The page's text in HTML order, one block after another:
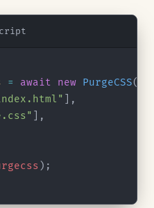
= await new PurgeCSS().
],
],
);